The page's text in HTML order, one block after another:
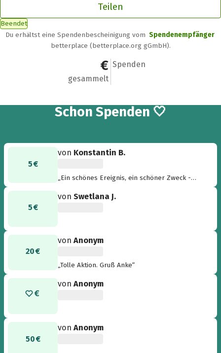
Teilen
Beendet
Du erhältst eine Spendenbescheinigung vom Spendenempfänger
betterplace (betterplace.org gGmbH).
510 €
gesammelt
20
Spenden
Schon 20
Spenden 🤍
5 €
von Konstantin B.
„Ein schönes Ereignis, ein schöner Zweck -
5 €
vonSwetlana J.
20 €
vonAnonym
„Tolle Aktion. Gruß Anke“
vonAnonym
50 €
vonAnonym